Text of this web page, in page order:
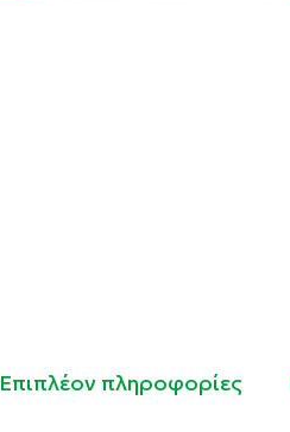
Επιπλέον πληροφορίες